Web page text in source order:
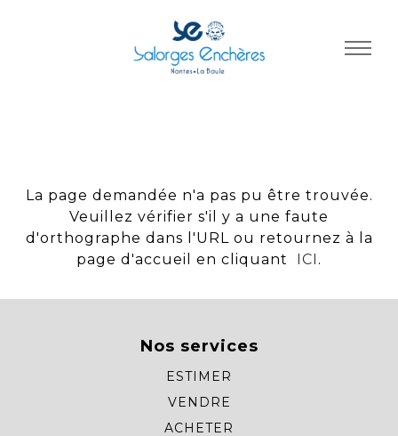
La page demandée n'a pas pu être trouvée.
Veuillez vérifier s'il y a une faute
d'orthographe dans l'URL ou retournez à la
page d'accueil en cliquant
ICI .
Nos services
ESTIMER
VENDRE
ACHETER